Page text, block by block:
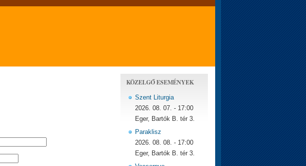
KÖZELGŐ ESEMÉNYEK
Szent Liturgia
2026. 08. 07. - 17:00
Eger, Bartók B. tér 3.
Paraklisz
2026. 08. 08. - 17:00
Eger, Bartók B. tér 3.